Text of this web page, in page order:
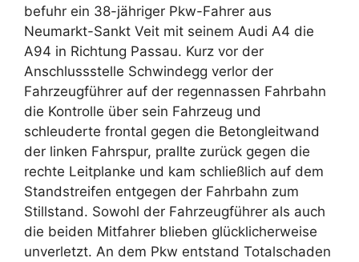
befuhr ein 38-jähriger Pkw-Fahrer aus
Neumarkt-Sankt Veit mit seinem Audi A4 die
A94 in Richtung Passau. Kurz vor der
Anschlussstelle Schwindegg verlor der
Fahrzeugführer auf der regennassen Fahrbahn
die Kontrolle über sein Fahrzeug und
schleuderte frontal gegen die Betongleitwand
der linken Fahrspur, prallte zurück gegen die
rechte Leitplanke und kam schließlich auf dem
Standstreifen entgegen der Fahrbahn zum
Stillstand. Sowohl der Fahrzeugführer als auch
die beiden Mitfahrer blieben glücklicherweise
unverletzt. An dem Pkw entstand Totalschaden